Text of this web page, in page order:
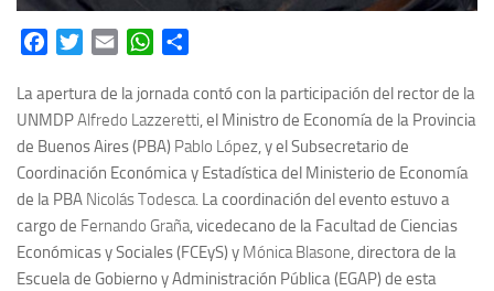
FacebookTwitterEmail WhatsApp
La apertura de la jornada contó con la participación del rector de la
UNMDPAlfredo Lazzeretti, el Ministro de Economía de la Provincia
de Buenos Aires (PBA) Pablo López, y el Subsecretario de
Coordinación Económica y Estadística del Ministerio de Economía
de la PBA Nicolás Todesca. La coordinación del evento estuvo a
cargo de Fernando Graña, vicedecano de la Facultad de Ciencias
Económicas y Sociales (FCEyS) y Mónica Blasone, directora de la
Escuela de Gobierno y Administración Pública (EGAP) de esta